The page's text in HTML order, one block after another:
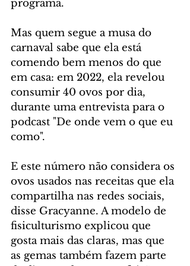
programa.
Mas quem segue a musa do
carnaval sabe que ela está
comendo bem menos do que
em casa: em 2022, ela revelou
consumir 40 ovos por dia,
durante uma entrevista para o
podcast "De onde vem o que eu
como".
E este número não considera os
ovos usados nas receitas que ela
compartilha nas redes sociais,
disse Gracyanne. A modelo de
fisiculturismo explicou que
gosta mais das claras, mas que
as gemas também fazem parte